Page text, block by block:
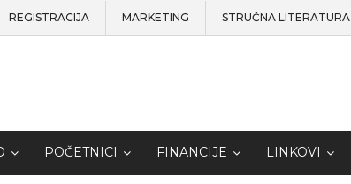
REGISTRACIJA MARKETING STRUČNA LITERATURA
POČETNICI FINANCIJE LINKOVI